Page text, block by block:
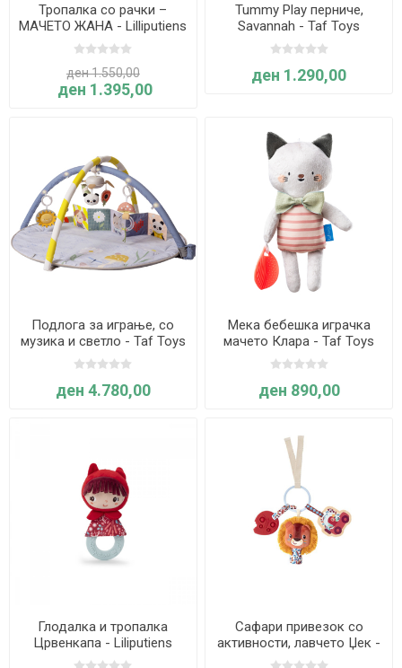
Тропалка со рачки –
МАЧЕТО ЖАНА - Lilliputiens
ден 1.550,00
ден 1.395,00
Tummy Play перниче,
Savannah - Taf Toys
ден 1.290,00
Подлога за играње, со
музика и светло - Taf Toys
ден 4.780,00
Мека бебешка играчка
мачето Клара - Taf Toys
ден 890,00
Глодалка и тропалка
Црвенкапа - Liliputiens
Сафари привезок со
активности, лавчето Џек -
Liliputiens